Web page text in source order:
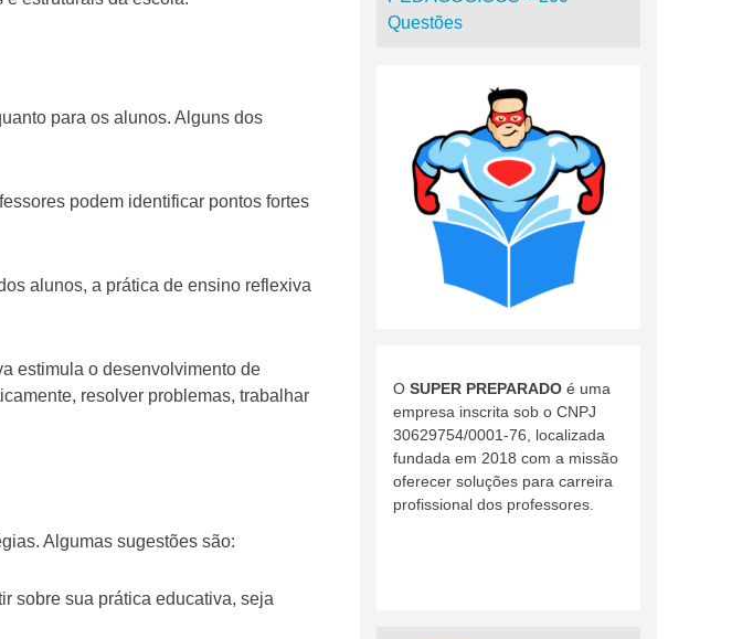
para os alunos. Alguns dos
podem identificar pontos fortes
alunos, a prática de ensino reflexiva
estimula o desenvolvimento de
resolver problemas, trabalhar
Algumas sugestões são:
sobre sua prática educativa, seja
Questões
O SUPER PREPARADOé uma
empresa inscrita sob o CNPJ
30629754/0001-76, localizada
fundada em 2018 com a missão
oferecer soluções para carreira
profissional dos professores.